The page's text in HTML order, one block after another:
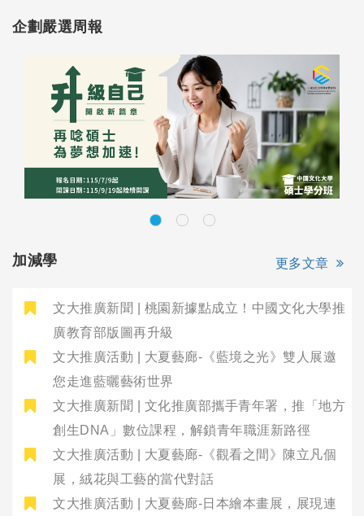
企劃嚴選周報
加減學 更多文章
文大推廣新聞 | 桃園新據點成立！中國文化大學推
廣教育部版圖再升級
文大推廣活動 | 大夏藝廊-《藍境之光》雙人展邀
您走進藍曬藝術世界
文大推廣新聞 | 文化推廣部攜手青年署，推「地方
創生DNA」數位課程，解鎖青年職涯新路徑
文大推廣活動 | 大夏藝廊-《觀看之間》陳立凡個
展，絨花與工藝的當代對話
文大推廣活動 | 大夏藝廊-日本繪本畫展，展現連